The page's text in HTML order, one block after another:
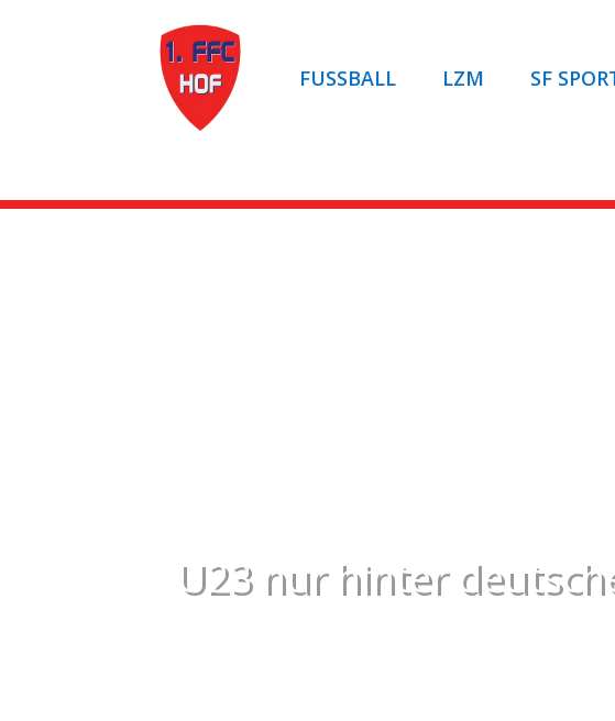
FUSSBALL LZM SF
U23 nur hinter